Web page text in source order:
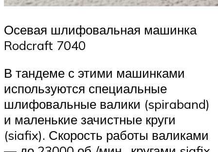
Осевая шлифовальная машинка
Rodcraft 7040
В тандеме с этими машинками
используются специальные
шлифовальные валики (spiraband)
и маленькие зачистные круги
(siafix). Скорость работы валиками